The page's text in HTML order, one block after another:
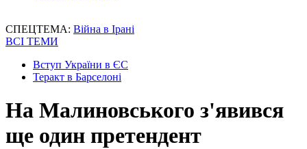
СПЕЦТЕМА: Війна в Ірані
ВСІ ТЕМИ
Вступ України в ЄС
Теракт в Барселоні
На Малиновського з'явився
ще один претендент